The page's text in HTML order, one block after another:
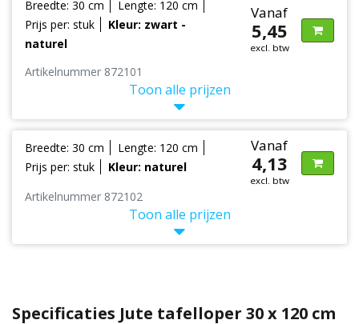
Breedte: 30 cm
Lengte: 120 cm
Prijs per: stuk
Kleur: zwart -
naturel
Vanaf
5,45
excl. btw
Artikelnummer 872101
Toon alle prijzen
Breedte: 30 cm
Lengte: 120 cm
Prijs per: stuk
Kleur: naturel
Vanaf
4,13
excl. btw
Artikelnummer 872102
Toon alle prijzen
Specificaties Jute tafelloper 30 x 120 cm